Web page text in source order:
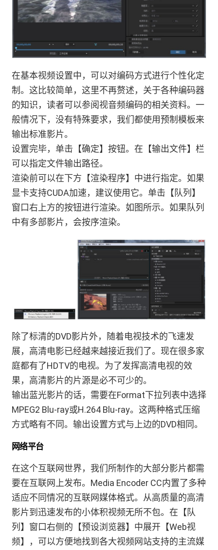
在基本视频设置中，可以对编码方式进行个性化定
制。这比较简单，这里不再赘述，关于各种编码器
的知识，读者可以参阅视音频编码的相关资料。一
般情况下，没有特殊要求，我们都使用预制模板来
输出标准影片。
设置完毕，单击【确定】按钮。在【输出文件】栏
可以指定文件输出路径。
渲染前可以在下方【渲染程序】中进行指定。如果
显卡支持CUDA加速，建议使用它。单击【队列】
窗口右上方的按钮进行渲染。如图所示。如果队列
中有多部影片，会按序渲染。
除了标清的DVD影片外，随着电视技术的飞速发
展，高清电影已经越来越接近我们了。现在很多家
庭都有了HDTV的电视。为了发挥高清电视的效
果，高清影片的片源是必不可少的。
输出蓝光影片的话，需要在Format下拉列表中选择
MPEG2 Blu-ray或H.264 Blu-ray。这两种格式压缩
方式略有不同。输出设置方式与上边的DVD相同。
网络平台
在这个互联网世界，我们所制作的大部分影片都需
要在互联网上发布。Media Encoder CC内置了多种
适应不同情况的互联网媒体格式。从高质量的高清
影片到迅速发布的小体积视频无所不包。在【队
列】窗口右侧的【预设浏览器】中展开【Web视
频】，可以方便地找到各大视频网站支持的主流媒